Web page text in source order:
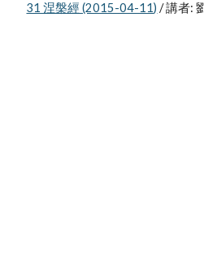
31 涅槃經 (2015-04-11) / 講者: